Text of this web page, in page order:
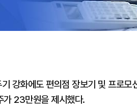
강화에도 편의점 장보기 및 프로모
가 23만원을 제시했다.